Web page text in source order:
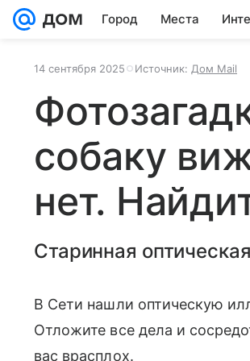
Город Места
14 сентября 2025 Источник: Дом Mail
собаку
нет.
Старинная
В Сети нашли оптическую
Отложите все дела и
вас врасплох.